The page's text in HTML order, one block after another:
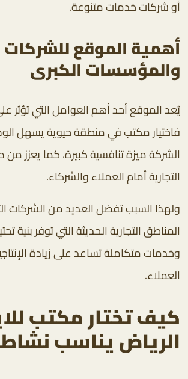
أو شركات خدمات متنوعة.
أهمية الموقع للشركات
والمؤسسات الكبرى
يُعد الموقع أحد أهم العوامل التي تؤثر
فاختيار مكتب في منطقة حيوية يسهل
الشركة ميزة تنافسية كبيرة، كما يعزز
التجارية أمام العملاء والشركاء.
ولهذا السبب تفضل العديد من الشركات
المناطق التجارية الحديثة التي توفر بنية
وخدمات متكاملة تساعد على زيادة
العملاء.
كيف تختار مكتب
الرياض يناسب